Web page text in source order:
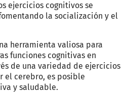
ejercicios cognitivos se
la socialización y el
herramienta valiosa para
funciones cognitivas en
de una variedad de ejercicios
el cerebro, es posible
y saludable.